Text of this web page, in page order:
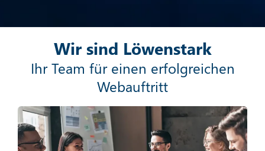
Mehr erfahren
Wir sind Löwenstark
Ihr Team für einen erfolgreichen
Webauftritt